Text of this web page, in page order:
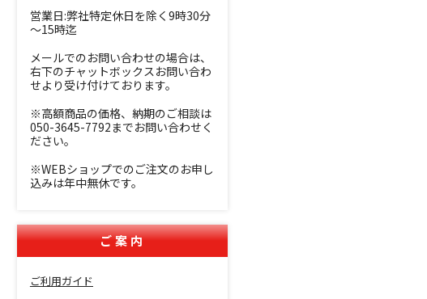
営業日:弊社特定休日を除く9時30分
～15時迄
メールでのお問い合わせの場合は、
右下のチャットボックスお問い合わ
せより受け付けております。
※高額商品の価格、納期のご相談は
050-3645-7792までお問い合わせく
ださい。
※WEBショップでのご注文のお申し
込みは年中無休です。
ご案内
ご利用ガイド